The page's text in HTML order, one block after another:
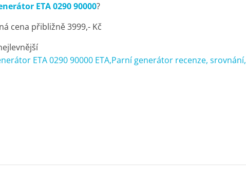
ETA 0290 90000?
cena přibližně 3999,- Kč
ETA 0290 90000 ETA,Parní generátor recenze, srovnání,